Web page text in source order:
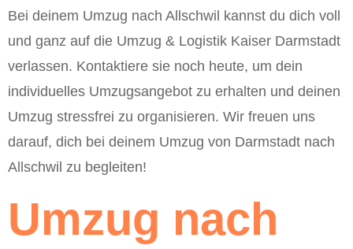
Bei deinem Umzug nach Allschwil kannst du dich voll
und ganz auf die Umzug & Logistik Kaiser Darmstadt
verlassen. Kontaktiere sie noch heute, um dein
individuelles Umzugsangebot zu erhalten und deinen
Umzug stressfrei zu organisieren. Wir freuen uns
darauf, dich bei deinem Umzug von Darmstadt nach
Allschwil zu begleiten!
Umzug nach